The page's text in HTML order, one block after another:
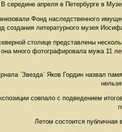
В середине апреля в Петербурге в
Фонд наследственного
создания литературного музея
столице представлены
много фотографировала мужа 11
`Звезда` Яков Гордин назвал
совпало с подведением
Летом состоится публичная